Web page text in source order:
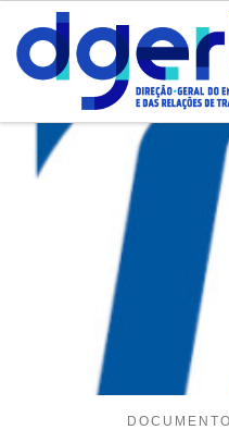
Skip to content